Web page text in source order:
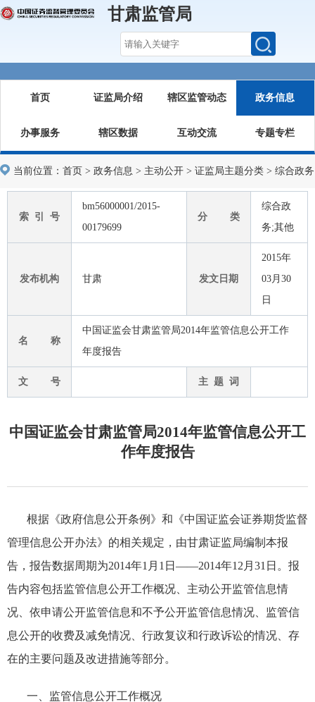
甘肃监管局
首页 证监局介绍 辖区监管动态 政务信息
办事服务 辖区数据 互动交流 专题专栏
当前位置： 首页 > 政务信息 > 主动公开 > 证监局主题分类 > 综合政务
索 引 号
bm56000001/2015-
00179699
分 类
综合政
务;其他
发布机构 甘肃 发文日期
2015年
03月30
日
名 称
中国证监会甘肃监管局2014年监管信息公开工作
年度报告
文 号 主 题 词
中国证监会甘肃监管局2014年监管信息公开工
作年度报告
根据《政府信息公开条例》和《中国证监会证券期货监督
管理信息公开办法》的相关规定 ，由甘肃证监局编制本报
告，报告数据周期为2014年1月 1 日——2014年12月 31 日。报
告内容包括监管信息公开工作概况、主动公开监管信息情
况、 依申请公开监管信息和不予公开监管信息情况、 监管信
息公开的收费及减免情况、行政复议和行政诉讼的情况、 存
在的主要问题及改进措施等部分。
一、监管信息公开工作概况